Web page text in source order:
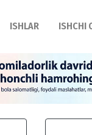
ISHLAR ISHCHI